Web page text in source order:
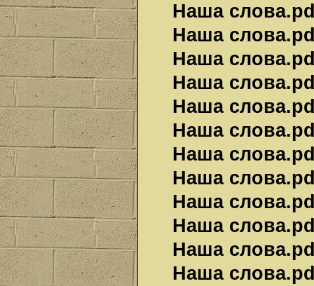
Наша
Наша
Наша
Наша
Наша
Наша
Наша
Наша
Наша
Наша
Наша
Наша